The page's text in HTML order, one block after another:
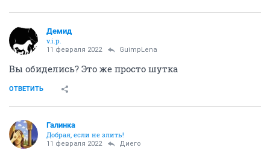
Демид
v.i.p.
11 февраля 2022 GuimpLena
Вы обиделись? Это же просто шутка
ОТВЕТИТЬ
Галинка
Добрая, если не злить!
11 февраля 2022 Диего